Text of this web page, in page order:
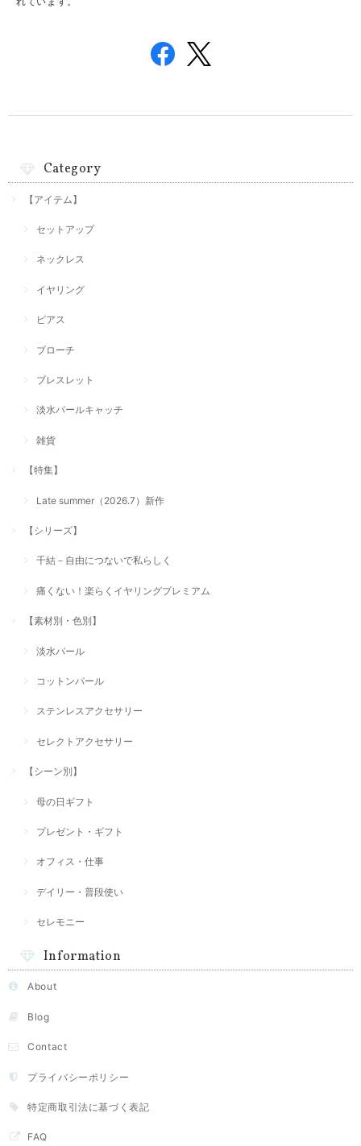
Category
【アイテム】
セットアップ
ネックレス
イヤリング
ピアス
ブローチ
ブレスレット
淡水パールキャッチ
雑貨
【特集】
Late summer（2026.7）新作
【シリーズ】
千結－自由につないで私らしく
痛くない！楽らくイヤリングプレミアム
【素材別・色別】
淡水パール
コットンパール
ステンレスアクセサリー
セレクトアクセサリー
【シーン別】
母の日ギフト
プレゼント・ギフト
オフィス・仕事
デイリー・普段使い
セレモニー
Information
About
Blog
Contact
プライバシーポリシー
特定商取引法に基づく表記
FAQ